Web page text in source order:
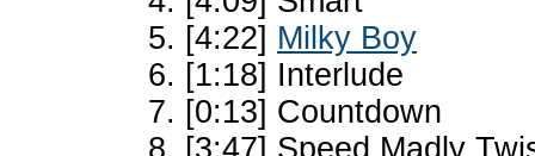
[4:22] Milky Boy
[1:18] Interlude
[0:13] Countdown
[3:47] Speed Madly